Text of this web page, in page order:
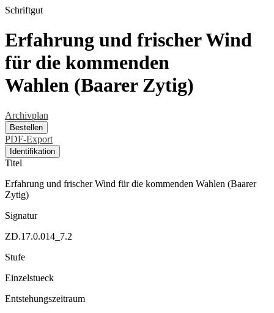
Schriftgut
Erfahrung und frischer Wind
für die kommenden
Wahlen (Baarer Zytig)
Archivplan
Bestellen
PDF-Export
Identifikation
Titel
Erfahrung und frischer Wind für die kommenden Wahlen (Baarer
Zytig)
Signatur
ZD.17.0.014_7.2
Stufe
Einzelstueck
Entstehungszeitraum